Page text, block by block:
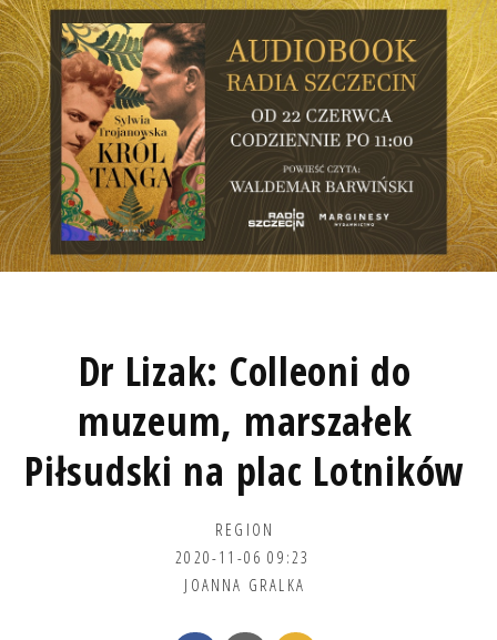
Dr Lizak: Colleoni do
muzeum, marszałek
Piłsudski na plac Lotników
REGION
2020-11-06 09:23
JOANNA GRALKA